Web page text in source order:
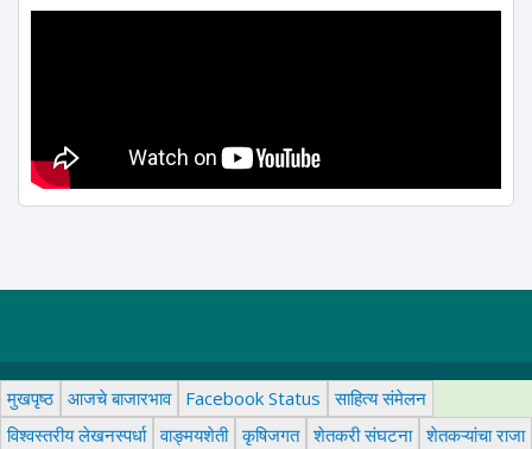
मुखपृष्ठ आजचे बाजारभाव Facebook Status
साहित्य संमेलन
विश्वस्तरीय लेखनस्पर्धा वाङ्मयशेती कृषिजगत शेतकरी संघटना शेतकऱ्यांचा राजा